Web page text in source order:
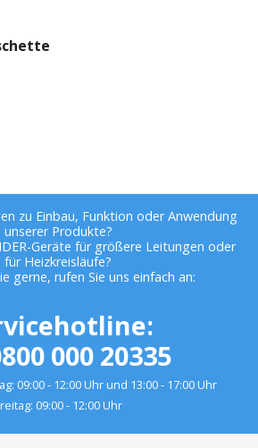
zu Einbau, Funktion oder Anwendung
unserer Produkte?
Geräte für größere Leitungen oder
für Heizkreisläufe?
gerne, rufen Sie uns einfach an:
000 20335
09:00 - 12:00 Uhr und 13:00 - 17:00 Uhr
09:00 - 12:00 Uhr